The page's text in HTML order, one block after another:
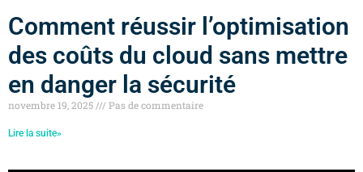
Comment réussir l’optimisation
des coûts du cloud sans mettre
en danger la sécurité
novembre 19, 2025 Pas de commentaire
Lire la suite»